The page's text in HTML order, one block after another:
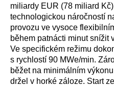
miliardy EUR (78 miliard
technologickou náročností
provozu ve vysoce
během patnácti minut snížit
Ve specifickém režimu
s rychlostí 90 MWe/min.
běžet na minimálním
držel v horké záloze. Start